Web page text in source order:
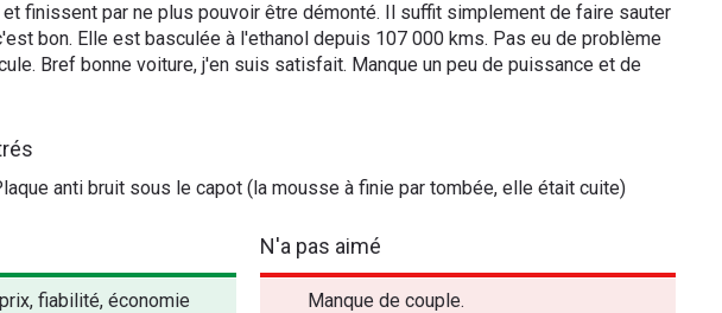
finissent par ne plus pouvoir être démonté. Il suffit simplement de faire sauter
bon. Elle est basculée à l'ethanol depuis 107 000 kms. Pas eu de problème
Bref bonne voiture, j'en suis satisfait. Manque un peu de puissance et de
anti bruit sous le capot (la mousse à finie par tombée, elle était cuite)
fiabilité, économie
N'a pas aimé
Manque de couple.